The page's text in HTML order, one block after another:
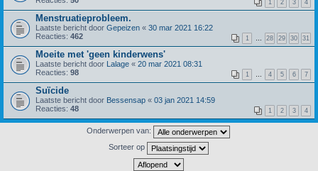
1 2 3 4
Menstruatieprobleem.
Laatste bericht door Gepeizen « 30 mar 2021 16:22
Reacties: 462 1 28 29 30 31
Moeite met 'geen kinderwens'
Laatste bericht door Lalage « 20 mar 2021 08:31
Reacties: 98 1 4 5 6 7
Suïcide
Laatste bericht door Bessensap « 03 jan 2021 14:59
Reacties: 48 1 2 3 4
Onderwerpen van:
Sorteer op